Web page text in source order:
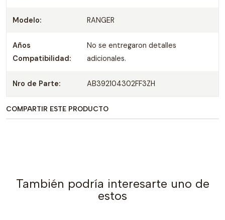
Modelo: RANGER
Años
Compatibilidad:
No se entregaron detalles
adicionales.
Nro de Parte: AB392104302FF3ZH
COMPARTIR ESTE PRODUCTO
También podría interesarte uno de
estos